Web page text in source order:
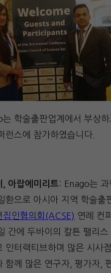
는 학술출판업계에서 부상
런스에 참가하였습니다.
, 아랍에미리트: Enago는 과
환으로 아시아 지역 학술출
집인협의회(ACSE) 연례 컨
간에 두바이의 칼튼 팰리
인터랙티브하며 많은 시사
함께 많은 연구자, 평가자,